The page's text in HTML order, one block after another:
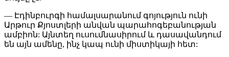
— Էդինբուրգի համալսարանում գոյություն ունի
Արթուր Քյոստլերի անվան պարահոգեբանության
ամբիոն: Այնտեղ ուսումնասիրում և դասավանդում
են այն ամենը, ինչ կապ ունի միստիկայի հետ: